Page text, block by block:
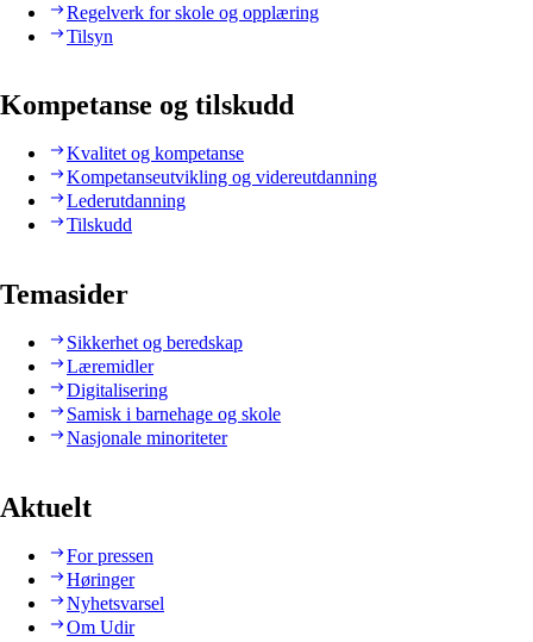
Regelverk for skole og opplæring
Tilsyn
Kompetanse og tilskudd
Kvalitet og kompetanse
Kompetanseutvikling og videreutdanning
Lederutdanning
Tilskudd
Temasider
Sikkerhet og beredskap
Læremidler
Digitalisering
Samisk i barnehage og skole
Nasjonale minoriteter
Aktuelt
For pressen
Høringer
Nyhetsvarsel
Om Udir